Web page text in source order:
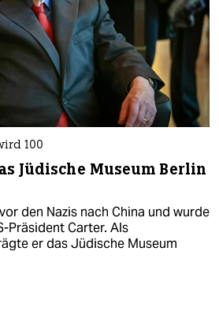
100
Jüdische Museum Berlin
den Nazis nach China und wurde
Präsident Carter. Als
er das Jüdische Museum